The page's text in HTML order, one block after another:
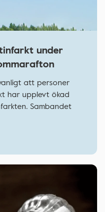
under
att personer
har upplevt ökad
Sambandet